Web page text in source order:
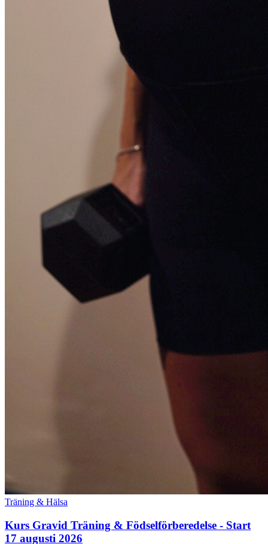
Träning & Hälsa
Kurs Gravid Träning & Födselförberedelse - Start
17 augusti 2026